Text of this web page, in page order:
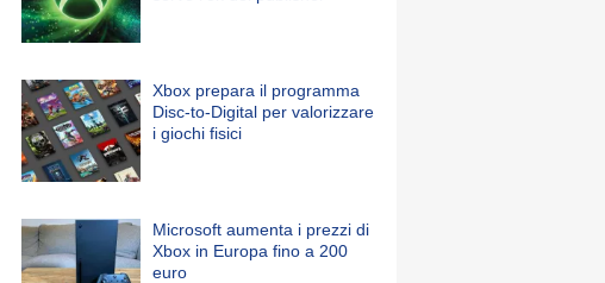
Xbox prepara il programma
Disc-to-Digital per valorizzare
i giochi fisici
Microsoft aumenta i prezzi di
Xbox in Europa fino a 200
euro